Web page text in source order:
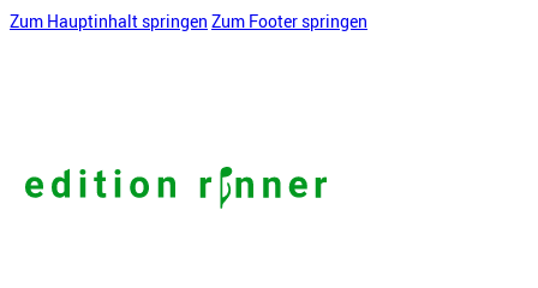
Zum Hauptinhalt springen Zum Footer springen